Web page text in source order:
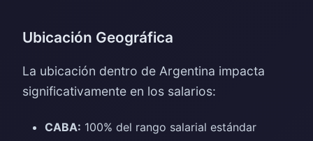
Ubicación Geográfica
La ubicación dentro de Argentina impacta
significativamente en los salarios:
CABA: 100% del rango salarial estándar